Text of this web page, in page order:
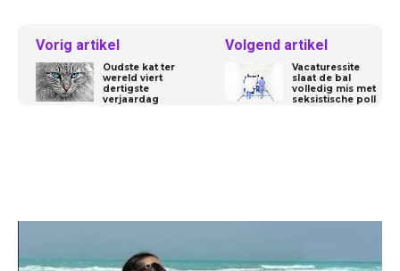
Vorig artikel
Oudste kat ter
wereld viert
dertigste
verjaardag
Volgend artikel
Vacaturessite
slaat de bal
volledig mis met
seksistische poll